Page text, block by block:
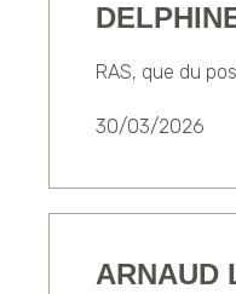
RAS, que du
30/03/2026
ARNAUD